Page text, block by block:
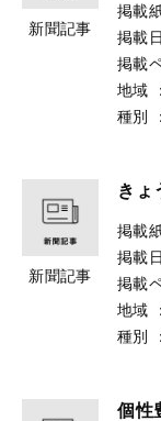
新聞記事
掲載
掲載日
掲載
地域
：
種別
：
新聞記事
きょ
掲載
掲載日
掲載
地域
：
種別
：
個性